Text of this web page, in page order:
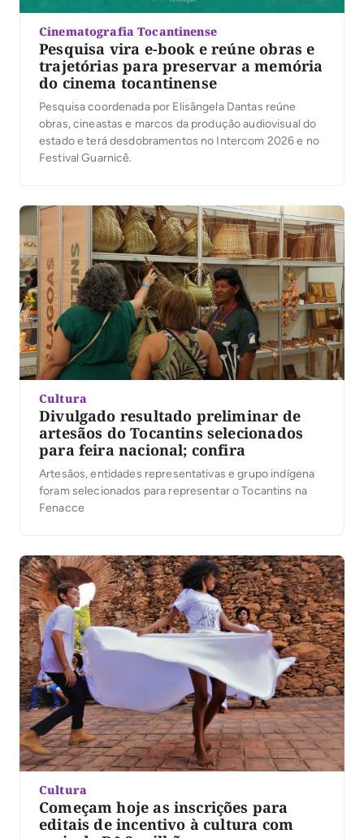
Cinematografia Tocantinense
Pesquisa vira e-book e reúne obras e
trajetórias para preservar a memória
do cinema tocantinense
Pesquisa coordenada por Elisângela Dantas reúne
obras, cineastas e marcos da produção audiovisual do
estado e terá desdobramentos no Intercom 2026 e no
Festival Guarnicê.
Cultura
Divulgado resultado preliminar de
artesãos do Tocantins selecionados
para feira nacional; confira
Artesãos, entidades representativas e grupo indígena
foram selecionados para representar o Tocantins na
Fenacce
Cultura
Começam hoje as inscrições para
editais de incentivo à cultura com